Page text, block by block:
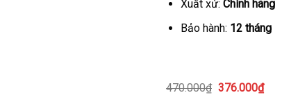
Xuất xứ: Chính hãng
Bảo hành: 12 tháng
470.000₫ Giá
376.000₫Giá